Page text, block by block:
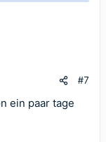
#7
ein paar tage